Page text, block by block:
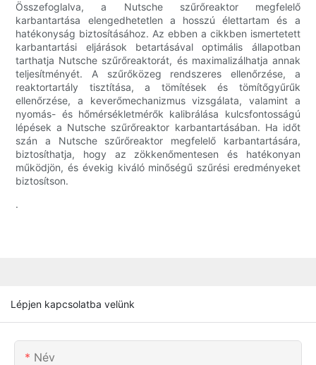
Összefoglalva, a Nutsche szűrőreaktor megfelelő
karbantartása elengedhetetlen a hosszú élettartam és a
hatékonyság biztosításához. Az ebben a cikkben ismertetett
karbantartási eljárások betartásával optimális állapotban
tarthatja Nutsche szűrőreaktorát, és maximalizálhatja annak
teljesítményét. A szűrőközeg rendszeres ellenőrzése, a
reaktortartály tisztítása, a tömítések és tömítőgyűrűk
ellenőrzése, a keverőmechanizmus vizsgálata, valamint a
nyomás- és hőmérsékletmérők kalibrálása kulcsfontosságú
lépések a Nutsche szűrőreaktor karbantartásában. Ha időt
szán a Nutsche szűrőreaktor megfelelő karbantartására,
biztosíthatja, hogy az zökkenőmentesen és hatékonyan
működjön, és évekig kiváló minőségű szűrési eredményeket
biztosítson.
.
Lépjen kapcsolatba velünk
Név